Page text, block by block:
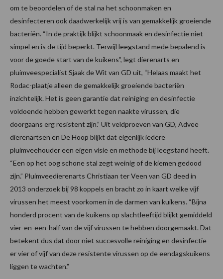
om te beoordelen of de stal na het schoonmaken en
desinfecteren ook daadwerkelijk vrij is van gemakkelijk groeiende
bacteriën. “In de praktijk blijkt schoonmaak en desinfectie niet
simpel en is de tijd beperkt. Terwijl leegstand mede bepalend is
voor de goede start van de kuikens”, legt dierenarts en
pluimveespecialist Sjaak de Wit van GD uit, “Helaas maakt het
Rodac-plaatje alleen de gemakkelijk groeiende bacteriën
inzichtelijk. Het is geen garantie dat reiniging en desinfectie
voldoende hebben gewerkt tegen naakte virussen, die
doorgaans erg resistent zijn.” Uit veldproeven van GD, Advee
dierenartsen en De Hoop blijkt dat eigenlijk iedere
pluimveehouder een eigen visie en methode bij leegstand heeft.
“Een op het oog schone stal zegt weinig of de kiemen gedood
zijn.” Pluimveedierenarts Christiaan ter Veen van GD deed in
2013 onderzoek bij 98 koppels en bracht zo in kaart welke vijf
virussen het meest voorkomen in de darmen van kuikens. “Bijna
honderd procent van de kuikens op slachtleeftijd blijkt gemiddeld
vier-en-een-half van de vijf virussen te hebben doorgemaakt. Dat
betekent dus dat door niet succesvolle reiniging en desinfectie
er vier of vijf van deze resistente virussen op de eendagskuikens
liggen te wachten.”